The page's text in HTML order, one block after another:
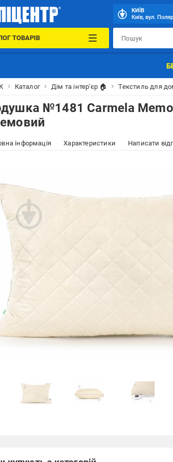
КИЇВ
Київ, вул.
ТОВАРІВ
Каталог Дім та інтер'єр 🏠 Текстиль для
№1481 Carmela
інформація Характеристики Написати